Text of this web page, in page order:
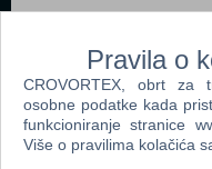
Webshop newsletter
Ime i prezime
Pravila o
CROVORTEX, obrt za
osobne podatke kada
funkcioniranje stranice
Više o pravilima kolačića